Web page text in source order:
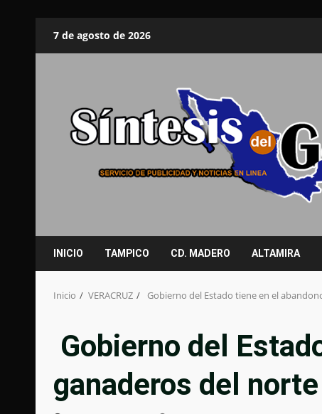
7 de agosto de 2026
INICIO TAMPICO CD. MADERO ALTAMIRA
Inicio VERACRUZ Gobierno del Estado tiene en el
Gobierno del
ganaderos del